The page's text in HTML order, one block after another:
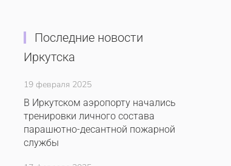
Последние новости
Иркутска
19 февраля 2025
В Иркутском аэропорту начались
тренировки личного состава
парашютно-десантной пожарной
службы